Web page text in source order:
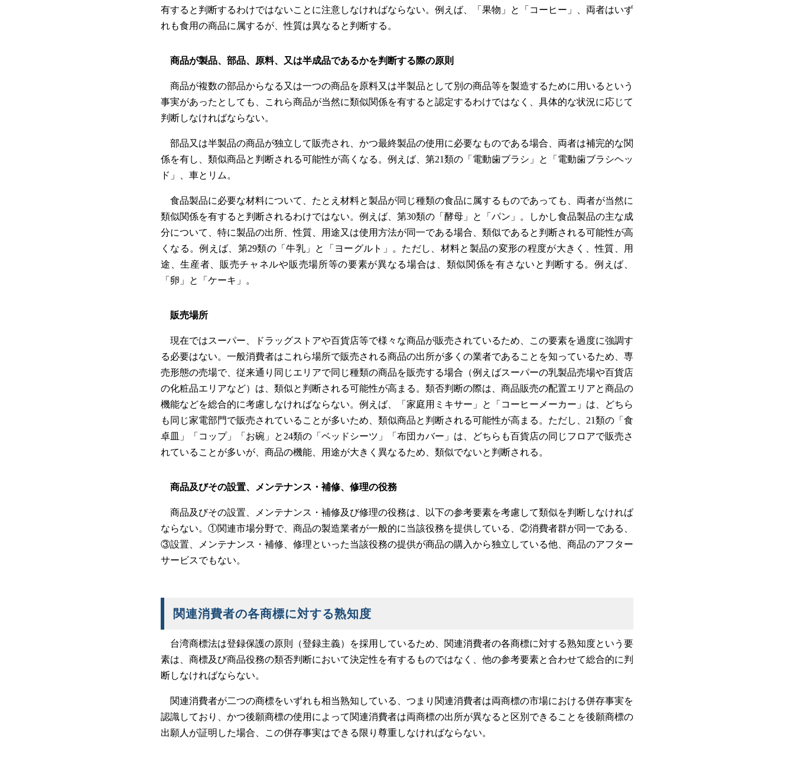
有すると判断するわけではないことに注意しなければならない。例えば、「果物」と「コーヒー」、両者はいず
れも食用の商品に属するが、性質は異なると判断する。
商品が製品、部品、原料、又は半成品であるかを判断する際の原則
商品が複数の部品からなる又は一つの商品を原料又は半製品として別の商品等を製造するために用いるという
事実があったとしても、これら商品が当然に類似関係を有すると認定するわけではなく、具体的な状況に応じて
判断しなければならない。
部品又は半製品の商品が独立して販売され、かつ最終製品の使用に必要なものである場合、両者は補完的な関
係を有し、類似商品と判断される可能性が高くなる。例えば、第21類の「電動歯ブラシ」と「電動歯ブラシヘッ
ド」、車とリム。
食品製品に必要な材料について、たとえ材料と製品が同じ種類の食品に属するものであっても、両者が当然に
類似関係を有すると判断されるわけではない。例えば、第30類の「酵母」と「パン」。しかし食品製品の主な成
分について、特に製品の出所、性質、用途又は使用方法が同一である場合、類似であると判断される可能性が高
くなる。例えば、第29類の「牛乳」と「ヨーグルト」。ただし、材料と製品の変形の程度が大きく、性質、用
途、生産者、販売チャネルや販売場所等の要素が異なる場合は、類似関係を有さないと判断する。例えば、
「卵」と「ケーキ」。
販売場所
現在ではスーパー、ドラッグストアや百貨店等で様々な商品が販売されているため、この要素を過度に強調す
る必要はない。一般消費者はこれら場所で販売される商品の出所が多くの業者であることを知っているため、専
売形態の売場で、従来通り同じエリアで同じ種類の商品を販売する場合（例えばスーパーの乳製品売場や百貨店
の化粧品エリアなど）は、類似と判断される可能性が高まる。類否判断の際は、商品販売の配置エリアと商品の
機能などを総合的に考慮しなければならない。例えば、「家庭用ミキサー」と「コーヒーメーカー」は、どちら
も同じ家電部門で販売されていることが多いため、類似商品と判断される可能性が高まる。ただし、21類の「食
卓皿」「コップ」「お碗」と24類の「ベッドシーツ」「布団カバー」は、どちらも百貨店の同じフロアで販売さ
れていることが多いが、商品の機能、用途が大きく異なるため、類似でないと判断される。
商品及びその設置、メンテナンス・補修、修理の役務
商品及びその設置、メンテナンス・補修及び修理の役務は、以下の参考要素を考慮して類似を判断しなければ
ならない。①関連市場分野で、商品の製造業者が一般的に当該役務を提供している、②消費者群が同一である、
③設置、メンテナンス・補修、修理といった当該役務の提供が商品の購入から独立している他、商品のアフター
サービスでもない。
関連消費者の各商標に対する熟知度
台湾商標法は登録保護の原則（登録主義）を採用しているため、関連消費者の各商標に対する熟知度という要
素は、商標及び商品役務の類否判断において決定性を有するものではなく、他の参考要素と合わせて総合的に判
断しなければならない。
関連消費者が二つの商標をいずれも相当熟知している、つまり関連消費者は両商標の市場における併存事実を
認識しており、かつ後願商標の使用によって関連消費者は両商標の出所が異なると区別できることを後願商標の
出願人が証明した場合、この併存事実はできる限り尊重しなければならない。